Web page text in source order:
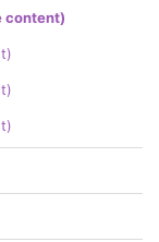
content)